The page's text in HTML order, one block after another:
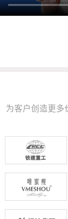
为客户创造更